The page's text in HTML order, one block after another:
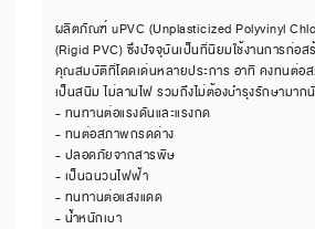
ผลิตภัณฑ์ uPVC (Unplasticized Polyvinyl
(Rigid PVC) ซึ่งปัจจุบันเป็นที่นิยมใช้งานการก่อส
คุณสมบัติที่โดดเด่นหลายประการ อาทิ คงทนต่อส
เป็นสนิม ไม่ลามไฟ รวมถึงไม่ต้องบำรุงรักษามาก
- ทนทานต่อแรงดันและแรงกด
- ทนต่อสภาพกรดด่าง
- ปลอดภัยจากสารพิษ
- เป็นฉนวนไฟฟ้า
- ทนทานต่อแสงแดด
- น้ำหนักเบา